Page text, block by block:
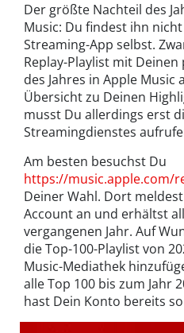
Der größte Nachteil des
Music: Du findest ihn
Streaming-App selbst.
Replay-Playlist mit
des Jahres in Apple Music
Übersicht zu Deinen
musst Du allerdings erst
Streamingdienstes
Am besten besuchst Du
https://music.apple.com/
Deiner Wahl. Dort
Account an und erhältst
vergangenen Jahr. Auf
die Top-100-Playlist von
Music-Mediathek
alle Top 100 bis zum Jahr
hast Dein Konto bereits